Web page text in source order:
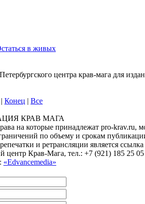
в живых
центра крав-мага для
| Конец | Все
КРАВ МАГА
на которые принадлежат pro-
по объему и срокам
и ретрансляции является
центр Крав-Мага, тел.: +7 (921) 185 25 05
«Edvancemedia»